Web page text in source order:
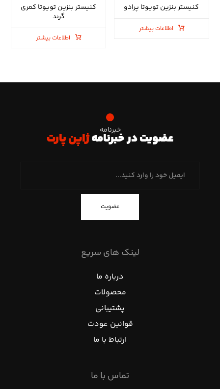
کنیستر بنزین تویوتا پرادو
اطلاعات بیشتر
کنیستر بنزین تویوتا کمری
گرند
اطلاعات بیشتر
خبرنامه
عضویت در خبرنامهژاپن پارت
عضویت
لینک های سریع
درباره ما
محصولات
پشتیبانی
قوانین عودت
ارتباط با ما
تماس با ما